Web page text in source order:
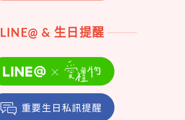
LINE@ & 生日提醒